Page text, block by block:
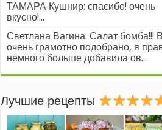
ТАМАРА Кушнир: спасибо! очень
вкусно!...
Светлана Вагина: Салат бомба!!!
очень грамотно подобрано, я
немного больше добавила ов...
Лучшие рецепты